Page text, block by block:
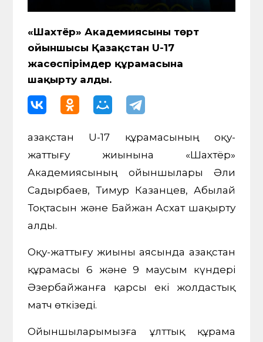
«Шахтёр» Академиясының төрт
ойыншысы Қазақстан U-17
жасөспірімдер құрамасына
шақырту алды.
Қазақстан U-17 құрамасының оқу-
жаттығу жиынына «Шахтёр»
Академиясының ойыншылары Әли
Садырбаев, Тимур Казанцев, Абылай
Тоқтасын және Байжан Асхат шақырту
алды.
Оқу-жаттығу жиыны аясында Қазақстан
құрамасы 6 және 9 маусым күндері
Әзербайжанға қарсы екі жолдастық
матч өткізеді.
Ойыншыларымызға ұлттық құрама